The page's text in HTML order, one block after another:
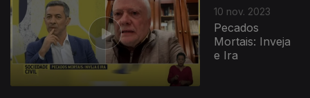
10 nov. 2023
Pecados
Mortais: Inveja
e Ira